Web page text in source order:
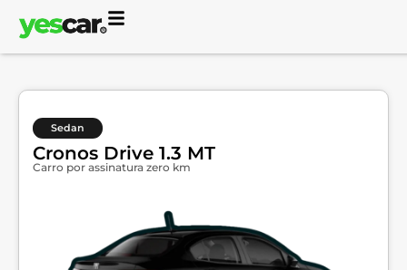
Sedan
Cronos Drive 1.3 MT
Carro por assinatura zero km